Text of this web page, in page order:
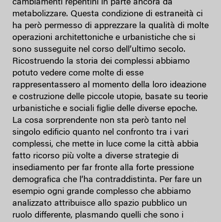
cambiamenti repentini in parte ancora da
metabolizzare. Questa condizione di estraneità ci
ha però permesso di apprezzare la qualità di molte
operazioni architettoniche e urbanistiche che si
sono susseguite nel corso dell’ultimo secolo.
Ricostruendo la storia dei complessi abbiamo
potuto vedere come molte di esse
rappresentassero al momento della loro ideazione
e costruzione delle piccole utopie, basate su teorie
urbanistiche e sociali figlie delle diverse epoche.
La cosa sorprendente non sta però tanto nel
singolo edificio quanto nel confronto tra i vari
complessi, che mette in luce come la città abbia
fatto ricorso più volte a diverse strategie di
insediamento per far fronte alla forte pressione
demografica che l’ha contraddistinta. Per fare un
esempio ogni grande complesso che abbiamo
analizzato attribuisce allo spazio pubblico un
ruolo differente, plasmando quelli che sono i